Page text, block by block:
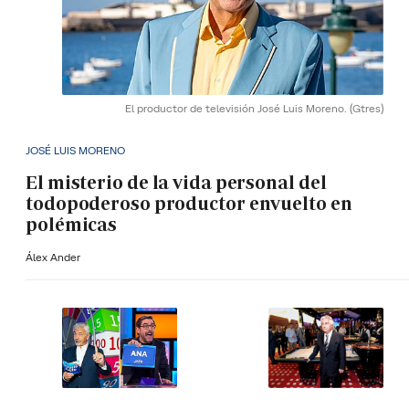
El productor de televisión José Luis Moreno. (Gtres)
JOSÉ LUIS MORENO
El misterio de la vida personal del
todopoderoso productor envuelto en
polémicas
Álex Ander